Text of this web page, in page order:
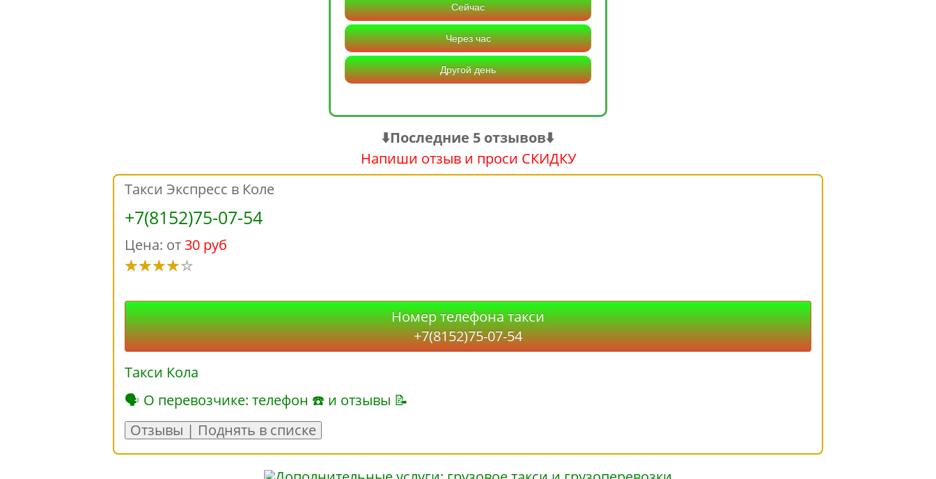
Сейчас
Через час
Другой день
⬇️Последние 5 отзывов⬇️
Напиши отзыв и проси СКИДКУ
Такси Экспресс в Коле
+7(8152)75-07-54
Цена: от 30 руб
Номер телефона такси
+7(8152)75-07-54
Такси Кола
🗣 О перевозчике: телефон ☎ и отзывы 📝
Отзывы | Поднять в списке